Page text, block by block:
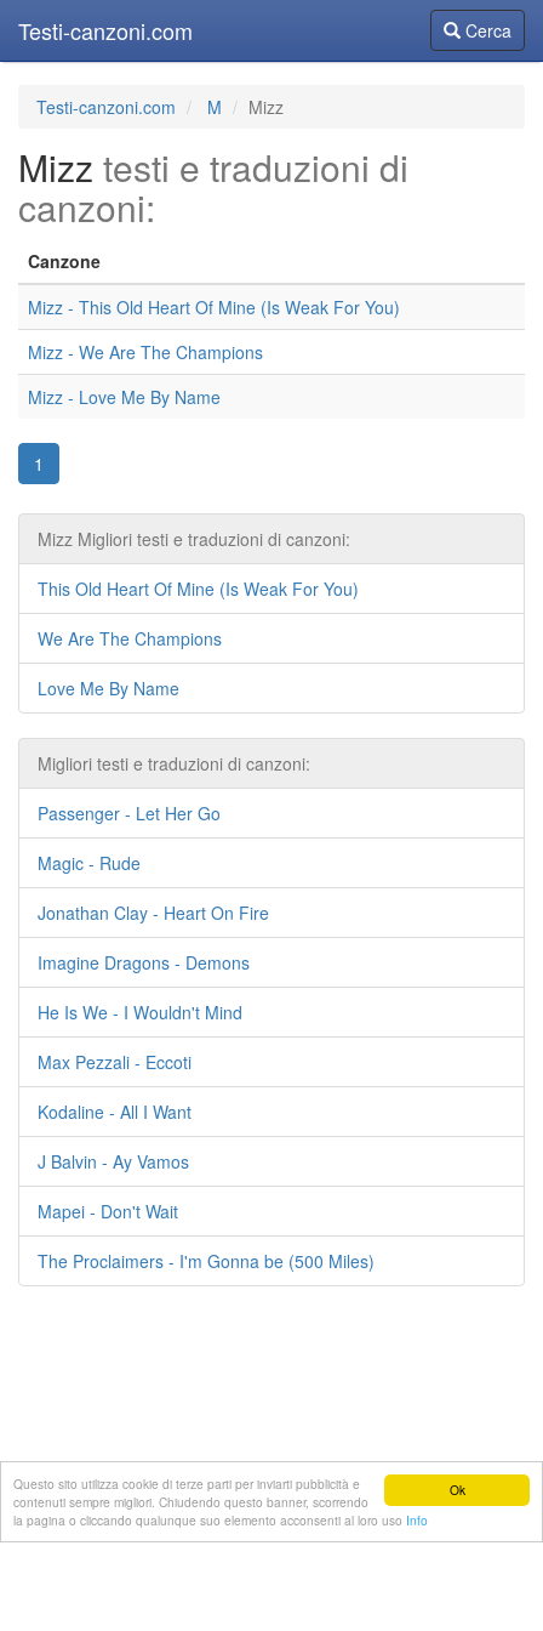
Ok
Questo sito utilizza cookie di terze parti per inviarti pubblicità e
contenuti sempre migliori. Chiudendo questo banner, scorrendo
la pagina o cliccando qualunque suo elemento acconsenti al loro uso Info
CercaCerca
Testi-canzoni.com
Testi-canzoni.com M Mizz
Mizz testi e traduzioni di
canzoni:
Canzone
Mizz - This Old Heart Of Mine (Is Weak For You)
Mizz - We Are The Champions
Mizz - Love Me By Name
1
Mizz Migliori testi e traduzioni di canzoni:
This Old Heart Of Mine (Is Weak For You)
We Are The Champions
Love Me By Name
Migliori testi e traduzioni di canzoni:
Passenger - Let Her Go
Magic - Rude
Jonathan Clay - Heart On Fire
Imagine Dragons - Demons
He Is We - I Wouldn't Mind
Max Pezzali - Eccoti
Kodaline - All I Want
J Balvin - Ay Vamos
Mapei - Don't Wait
The Proclaimers - I'm Gonna be (500 Miles)
© 2021 Testi-canzoni.com
Lista